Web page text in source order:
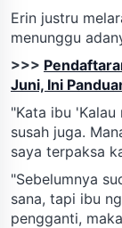
Erin justru
menunggu
>>>
Juni, Ini
"Kata ibu
susah juga.
saya terpaksa
"Sebelumnya
sana, tapi ibu
pengganti,